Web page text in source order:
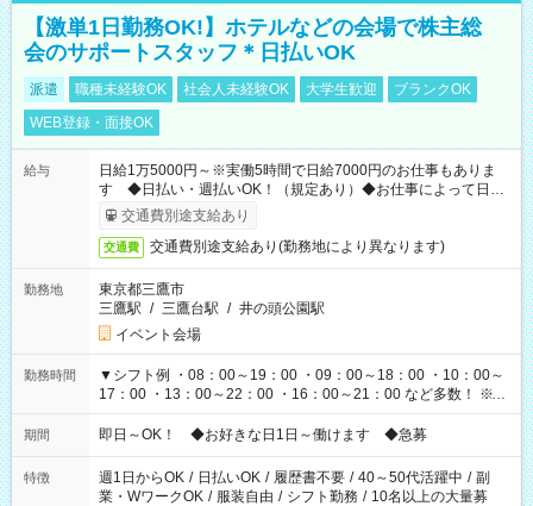
【激単1日勤務OK!】ホテルなどの会場で株主総
会のサポートスタッフ＊日払いOK
派遣 職種未経験OK 社会人未経験OK 大学生歓迎
ブランクOK
WEB登録・面接OK
給与
日給1万5000円～※実働5時間で日給7000円のお仕事もありま
す ◆日払い・週払いOK！（規定あり）◆お仕事によって日給
も異なります
交通費別途支給あり
交通費 交通費別途支給あり(勤務地により異なります)
勤務地
東京都三鷹市
三鷹駅 / 三鷹台駅 / 井の頭公園駅
イベント会場
勤務時間
▼シフト例 ・08：00～19：00 ・09：00～18：00 ・10：00～
17：00 ・13：00～22：00 ・16：00～21：00 など多数！ ※お
仕事により勤務時間が異なります
期間 即日～OK！ ◆お好きな日1日～働けます ◆急募
特徴 週1日からOK / 日払いOK / 履歴書不要 / 40～50代活躍中 / 副
業・WワークOK / 服装自由 / シフト勤務 / 10名以上の大量募